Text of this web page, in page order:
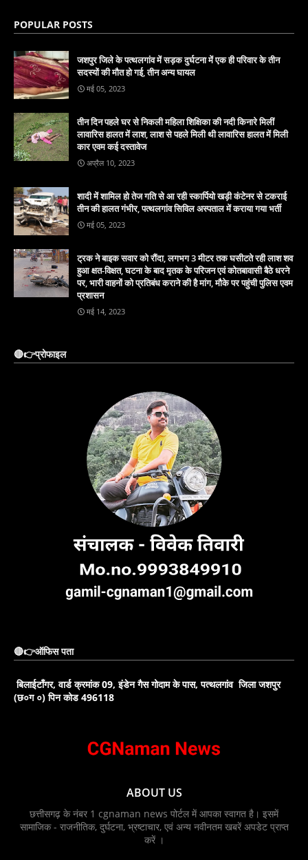
POPULAR POSTS
जशपुर जिले के पत्थलगांव में सड़क दुर्घटना में एक ही परिवार के तीन
सदस्यों की मौत हो गई, तीन अन्य घायल
मई 05, 2023
तीन दिन पहले घर से निकली महिला शिक्षिका की नदी किनारे मिलीं
लावारिस हालत में लाश, लाश से पहले मिली थी लावारिस हालत में मिली
कार एवम कई दस्तावेज
अप्रैल 10, 2023
शादी में शामिल हो तेज गति से आ रही स्कार्पियो खड़ी कंटेनर से टकराई
तीन की हालत गंभीर, पत्थलगांव सिविल अस्पताल में कराया गया भर्ती
मई 05, 2023
ट्रक ने बाइक सवार को रौंदा, लगभग 3 मीटर तक घसीटते रही लाश शव
हुआ क्षत-विक्षत, घटना के बाद मृतक के परिजन एवं कोतबावासी बैठे धरने
पर, भारी वाहनों को प्रतिबंध कराने की है मांग, मौके पर पहुंची पुलिस एवम
प्रशासन
मई 14, 2023
🔴👉प्रोफाइल
🔴👉ऑफिस पता
बिलाईटाँगर, वार्ड क्रमांक 09, इंडेन गैस गोदाम के पास, पत्थलगांव जिला जशपुर
(छ०ग ०) पिन कोड 496118
ABOUT US
छत्तीसगढ़ के नंबर 1 cgnaman news पोर्टल में आपका स्वागत है। इसमें
सामाजिक - राजनीतिक, दुर्घटना, भ्रष्टाचार, एवं अन्य नवीनतम खबरें अपडेट प्राप्त
करें ।